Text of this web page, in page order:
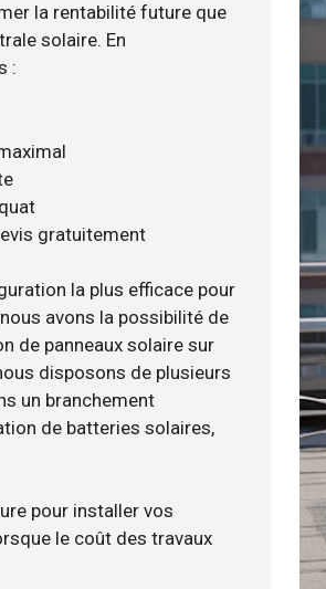
la rentabilité future que
solaire. En
:
gratuitement
la plus efficace pour
avons la possibilité de
de panneaux solaire sur
disposons de plusieurs
un branchement
de batteries solaires,
pour installer vos
le coût des travaux